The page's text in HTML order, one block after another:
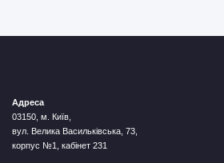
Адреса
03150, м. Київ,
вул. Велика Васильківська, 73,
корпус №1, кабінет 231